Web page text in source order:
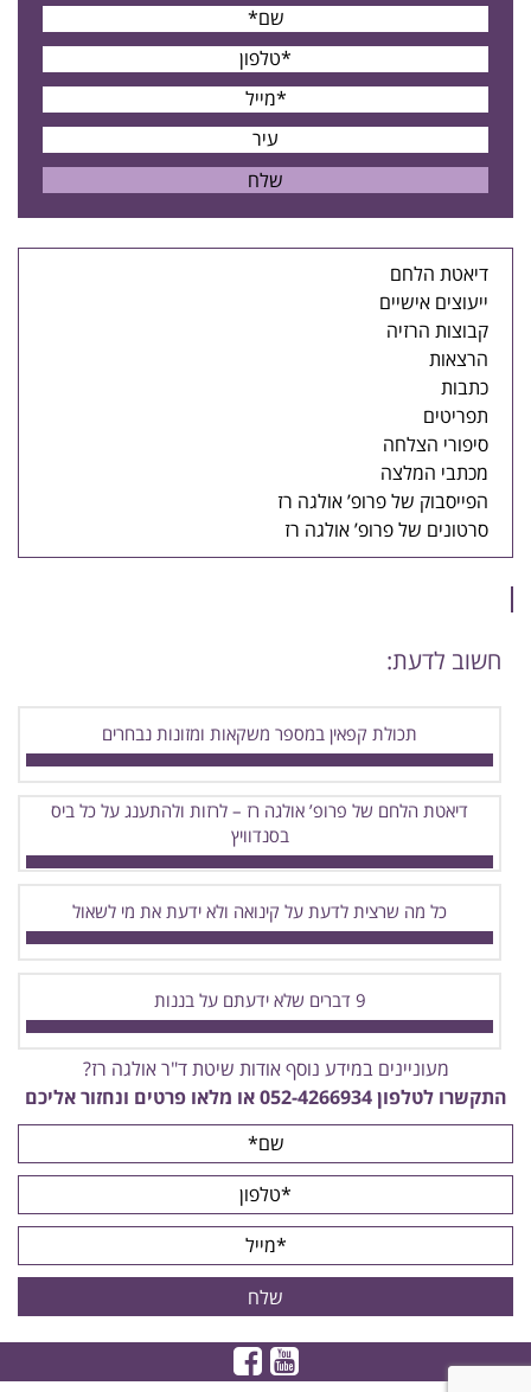
דיאטת הלחם
ייעוצים אישיים
קבוצות הרזיה
הרצאות
כתבות
תפריטים
סיפורי הצלחה
מכתבי המלצה
הפייסבוק של פרופ’ אולגה רז
סרטונים של פרופ’ אולגה רז
חשוב לדעת:
תכולת קפאין במספר משקאות ומזונות נבחרים
דיאטת הלחם של פרופ’ אולגה רז – לרזות ולהתענג על כל ביס
בסנדוויץ
כל מה שרצית לדעת על קינואה ולא ידעת את מי לשאול
9 דברים שלא ידעתם על בננות
מעוניינים במידע נוסף אודות שיטת ד"ר אולגה רז?
התקשרו לטלפון052-4266934 או מלאו פרטים ונחזור אליכם
צפובקרו